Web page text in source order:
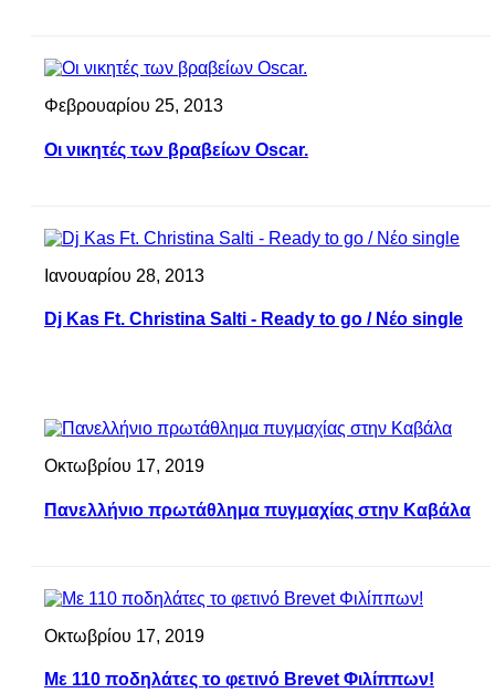
Φεβρουαρίου 25, 2013
Οι νικητές των βραβείων Oscar.
Ιανουαρίου 28, 2013
Dj Kas Ft. Christina Salti - Ready to go / Nέο single
Οκτωβρίου 17, 2019
Πανελλήνιο πρωτάθλημα πυγμαχίας στην Καβάλα
Οκτωβρίου 17, 2019
Με 110 ποδηλάτες το φετινό Brevet Φιλίππων!